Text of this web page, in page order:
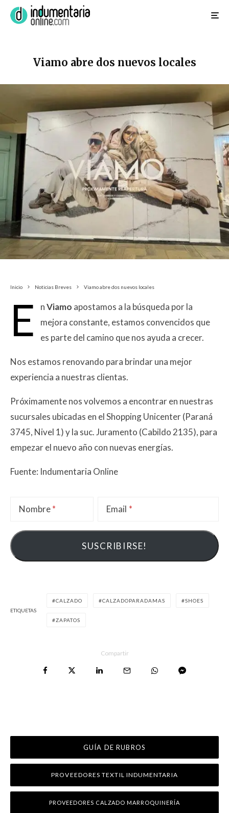
Viamo abre dos nuevos locales
Inicio Noticias Breves Viamo abre dos nuevos locales
E nViamo apostamos a la búsqueda por la
mejora constante, estamos convencidos que
es parte del camino que nos ayuda a crecer.
Nos estamos renovando para brindar una mejor
experiencia a nuestras clientas.
Próximamente nos volvemos a encontrar en nuestras
sucursales ubicadas en el Shopping Unicenter (Paraná
3745, Nivel 1) y la suc. Juramento (Cabildo 2135), para
empezar el nuevo año con nuevas energías.
Fuente: Indumentaria Online
Nombre Email
ETIQUETAS
CALZADO CALZADOPARADAMAS SHOES
ZAPATOS
Compartir
GUÍA DE RUBROS
PROVEEDORES TEXTIL INDUMENTARIA
PROVEEDORES CALZADO MARROQUINERÍA